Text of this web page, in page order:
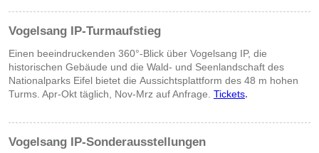
Vogelsang IP-Turmaufstieg
Einen beeindruckenden 360°-Blick über Vogelsang IP, die
historischen Gebäude und die Wald- und Seenlandschaft des
Nationalparks Eifel bietet die Aussichtsplattform des 48 m hohen
Turms. Apr-Okt täglich, Nov-Mrz auf Anfrage. Tickets.
Vogelsang IP-Sonderausstellungen